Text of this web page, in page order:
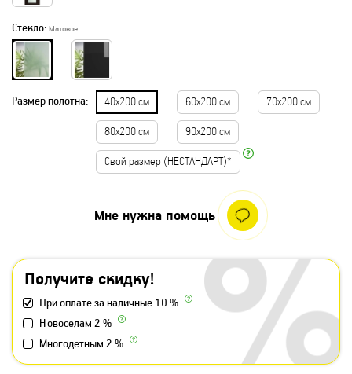
Стекло: Матовое
Размер полотна: 40х200 см 60х200 см 70х200 см
80х200 см 90х200 см
Свой размер (НЕСТАНДАРТ)*
Получите скидку!
При оплате за наличные 10 %
Новоселам 2 %
Многодетным 2 %
Мне нужна помощь